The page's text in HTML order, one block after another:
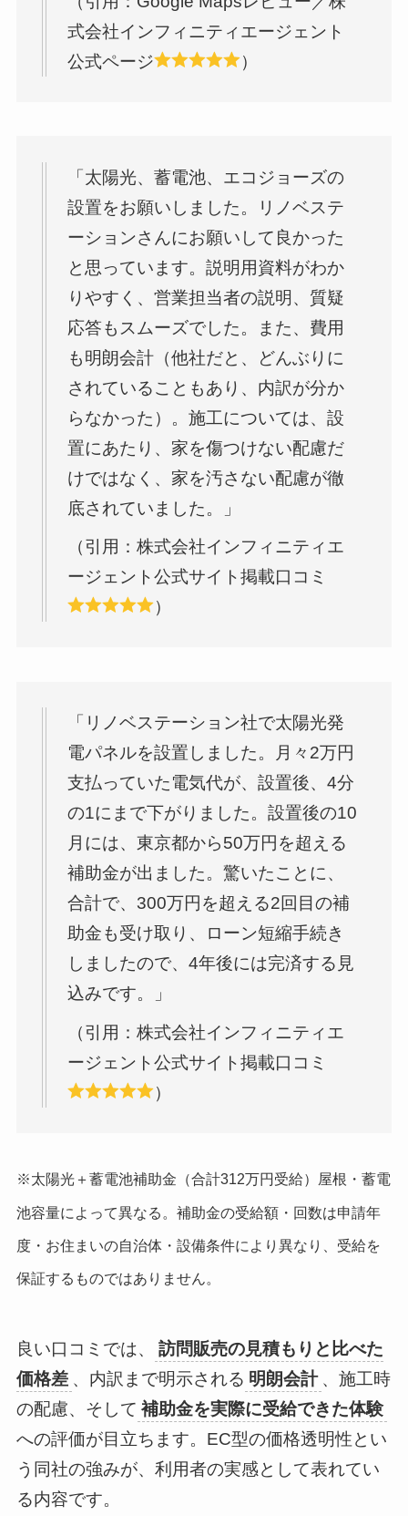
式会社インフィニティエージェント
公式ページ
）
「太陽光、蓄電池、エコジョーズの
設置をお願いしました。リノベステ
ーションさんにお願いして良かった
と思っています。説明用資料がわか
りやすく、営業担当者の説明、質疑
応答もスムーズでした。また、費用
も明朗会計（他社だと、どんぶりに
されていることもあり、内訳が分か
らなかった）。施工については、設
置にあたり、家を傷つけない配慮だ
けではなく、家を汚さない配慮が徹
底されていました。」
（引用：株式会社インフィニティエ
ージェント公式サイト掲載口コミ
）
「リノベステーション社で太陽光発
電パネルを設置しました。月々2万円
支払っていた電気代が、設置後、4分
の1にまで下がりました。設置後の10
月には、東京都から50万円を超える
補助金が出ました。驚いたことに、
合計で、300万円を超える2回目の補
助金も受け取り、ローン短縮手続き
しましたので、4年後には完済する見
込みです。」
（引用：株式会社インフィニティエ
ージェント公式サイト掲載口コミ
）
※太陽光＋蓄電池補助金（合計312万円受給）屋根・蓄電
池容量によって異なる。補助金の受給額・回数は申請年
度・お住まいの自治体・設備条件により異なり、受給を
保証するものではありません。
良い口コミでは、
訪問販売の見積もりと比べた
価格差 、内訳まで明示される 明朗会計 、施工時
の配慮、そして 補助金を実際に受給できた体験
への評価が目立ちます。EC型の価格透明性とい
う同社の強みが、利用者の実感として表れてい
る内容です。